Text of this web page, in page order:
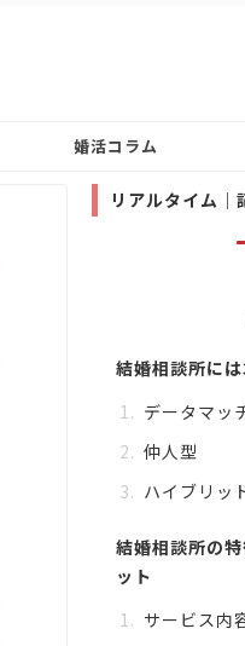
婚活コラム
リアルタイム｜
結婚相談所に
データマッ
仲人型
ハイブリッ
結婚相談所の
ット
サービス内